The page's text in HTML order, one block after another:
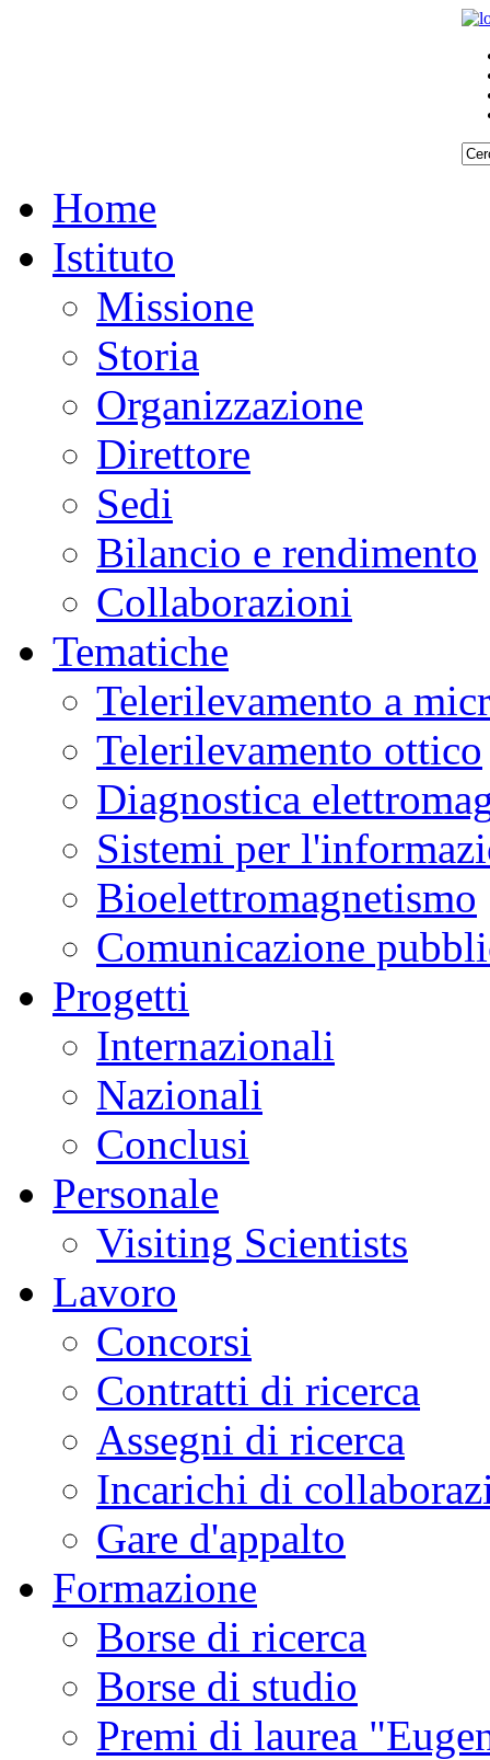
Home
Istituto
Missione
Storia
Organizzazione
Direttore
Sedi
Bilancio e rendimento
Collaborazioni
Tematiche
Telerilevamento a
Telerilevamento ottico
Diagnostica
Sistemi per
Bioelettromagnetismo
Comunicazione
Progetti
Internazionali
Nazionali
Conclusi
Personale
Visiting Scientists
Lavoro
Concorsi
Contratti di ricerca
Assegni di ricerca
Incarichi di
Gare d'appalto
Formazione
Borse di ricerca
Borse di studio
Premi di laurea